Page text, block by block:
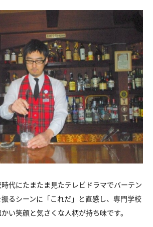
代にたまたま見たテレビドラマでバーテン
るシーンに「これだ」と直感し、専門学校
い笑顔と気さくな人柄が持ち味です。